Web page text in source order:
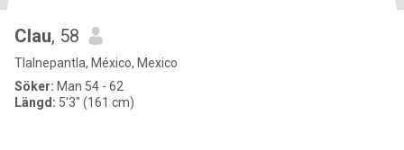
Clau, 58
Tlalnepantla, México, Mexico
Söker: Man 54 - 62
Längd: 5'3" (161 cm)